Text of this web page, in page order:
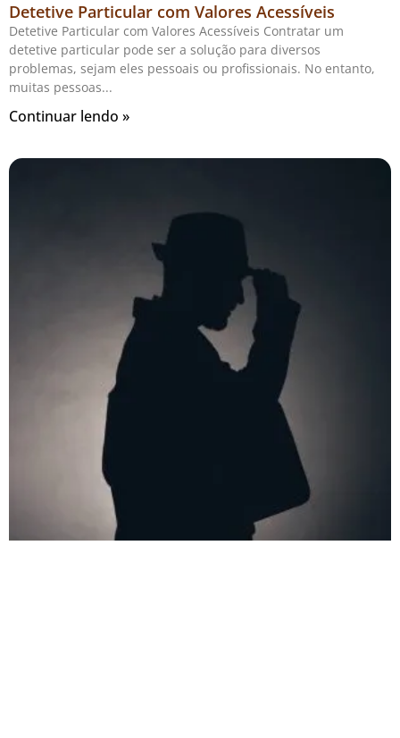
Detetive Particular com Valores Acessíveis
Detetive Particular com Valores Acessíveis Contratar um
detetive particular pode ser a solução para diversos
problemas, sejam eles pessoais ou profissionais. No entanto,
muitas pessoas
Continuar lendo »